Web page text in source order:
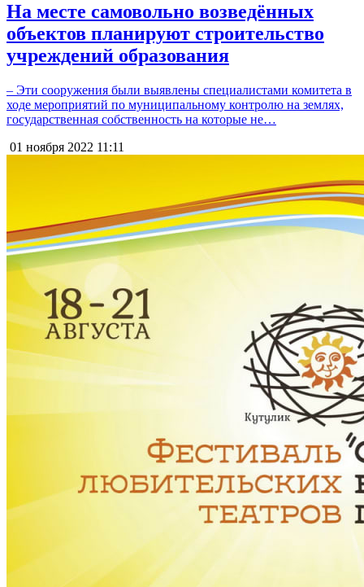
На месте самовольно возведённых
объектов планируют строительство
учреждений образования
– Эти сооружения были выявлены специалистами комитета в
ходе мероприятий по муниципальному контролю на землях,
государственная собственность на которые не…
01 ноября 2022 11:11